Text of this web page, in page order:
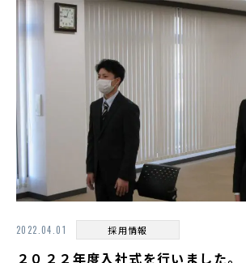
2022.04.01 採用情報
２０２２年度入社式を行いました。